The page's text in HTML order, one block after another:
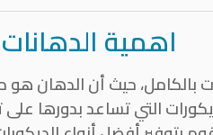
اهمية الدهانات
بالكامل، حيث أن الدهان
التي تساعد بدورها على